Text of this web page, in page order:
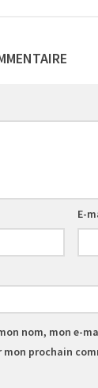
E-
nom, mon e-
prochain